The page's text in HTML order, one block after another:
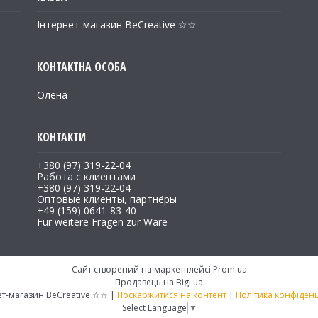
Інтернет-магазин BeCreative ☆☆
Олена
+380 (97) 319-22-04
Работа с клиентами
+380 (97) 319-22-04
Оптовые клиенты, партнёры
+49 (159) 0641-83-40
Für weitere Fragen zur Ware
Сайт створений на маркетплейсі Prom.ua
Продавець на Bigl.ua
Інтернет-магазин BeCreative ☆☆ | Поскаржитися на контент | Політика
Select Language ▼